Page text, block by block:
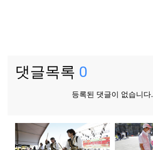
댓글목록 0
등록된 댓글이 없습니다.